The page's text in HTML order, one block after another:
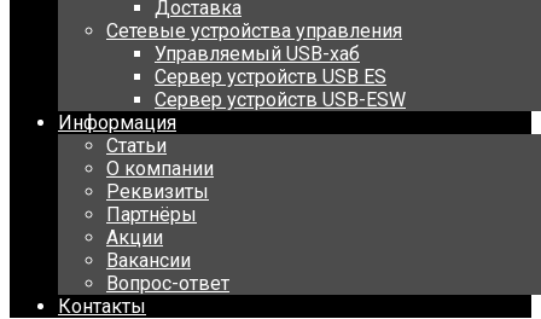
Доставка
Сетевые устройства управления
Управляемый USB-хаб
Сервер устройств USB ES
Сервер устройств USB-ESW
Информация
Статьи
О компании
Реквизиты
Партнёры
Акции
Вакансии
Вопрос-ответ
Контакты